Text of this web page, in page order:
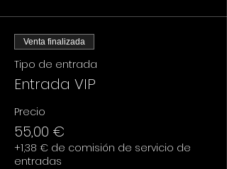
Venta finalizada
Tipo de entrada
Entrada VIP
Precio
55,00 €
+1,38 € de comisión de servicio de
entradas